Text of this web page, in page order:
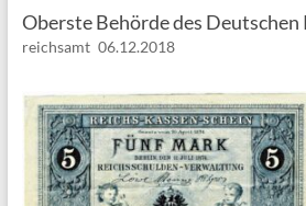
Oberste Behörde des Deutschen
reichsamt 06.12.2018